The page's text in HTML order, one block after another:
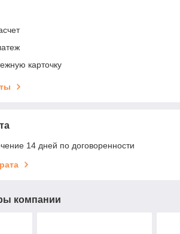
карточку
14 дней по договоренности
компании